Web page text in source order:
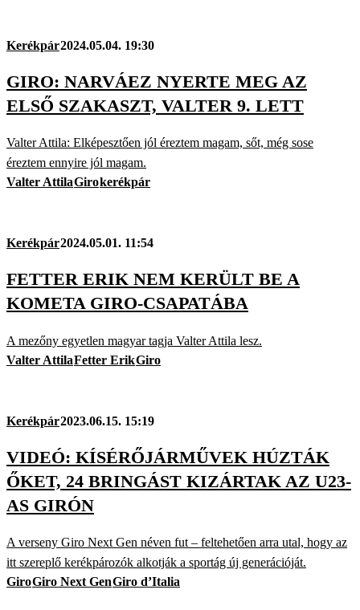
Kerékpár2024.05.04. 19:30
GIRO: NARVÁEZ NYERTE MEG AZ
ELSŐ SZAKASZT, VALTER 9. LETT
Valter Attila: Elképesztően jól éreztem magam, sőt, még sose
éreztem ennyire jól magam.
Valter AttilaGirokerékpár
Kerékpár2024.05.01. 11:54
FETTER ERIK NEM KERÜLT BE A
KOMETA GIRO-CSAPATÁBA
A mezőny egyetlen magyar tagja Valter Attila lesz.
Valter AttilaFetter ErikGiro
Kerékpár2023.06.15. 15:19
VIDEÓ: KÍSÉRŐJÁRMŰVEK HÚZTÁK
ŐKET, 24 BRINGÁST KIZÁRTAK AZ U23-
AS GIRÓN
A verseny Giro Next Gen néven fut – feltehetően arra utal, hogy az
itt szereplő kerékpározók alkotják a sportág új generációját.
GiroGiro Next GenGiro d’Italia